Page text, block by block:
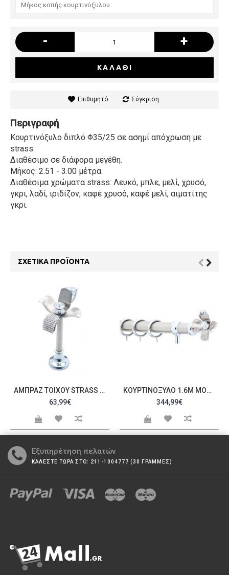
- +
ΚΑΛΆΘΙ
Επιθυμητό Σύγκριση
Περιγραφή
Κουρτινόξυλο διπλό Φ35/25 σε ασημί απόχρωση με
strass.
Διαθέσιμο σε διάφορα μεγέθη.
Μήκος: 2.51 - 3.00 μέτρα.
Διαθέσιμα χρώματα strass: Λευκό, μπλε, μελί, χρυσό,
γκρι, λαδί, ιριδίζον, καφέ χρυσό, καφέ μελί, αιματίτης
γκρι.
ΣΧΕΤΙΚΆ ΠΡΟΪΌΝΤΑ
ΑΜΠΡΆΖ ΤΟΊΧΟΥ STRASS C20102
63,99€
ΚΟΥΡΤΙΝΌΞΥΛΟ 1.6M ΜΟΝΌ ΑΣΗΜΊ ΜΕ STRASS C21259
344,99€
Εξυπηρέτηση πελατών
ΚΑΛΕΣΤΕ ΤΩΡΑ ΣΤΟ: 211-1004777 (30 ΓΡΑΜΜΕΣ)